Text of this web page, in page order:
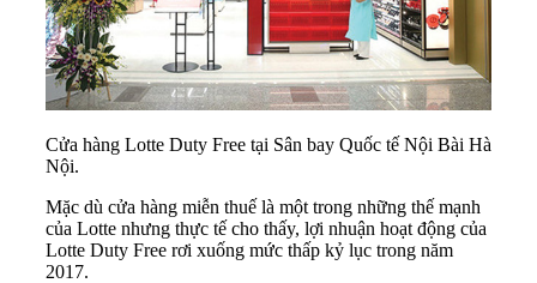
Cửa hàng Lotte Duty Free tại Sân bay Quốc tế Nội Bài Hà
Nội.
Mặc dù cửa hàng miễn thuế là một trong những thế mạnh
của Lotte nhưng thực tế cho thấy, lợi nhuận hoạt động của
Lotte Duty Free rơi xuống mức thấp kỷ lục trong năm
2017.